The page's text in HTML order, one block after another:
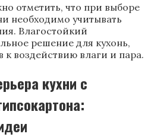
отметить, что при выборе
необходимо учитывать
Влагостойкий
решение для кухонь,
к воздействию влаги и пара.
кухни с